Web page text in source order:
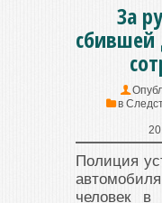
За
сбившей
в
Полиция
человек